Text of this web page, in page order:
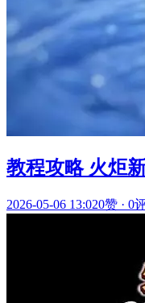
教程攻略 火炬
2026-05-06 13:020赞 · 0